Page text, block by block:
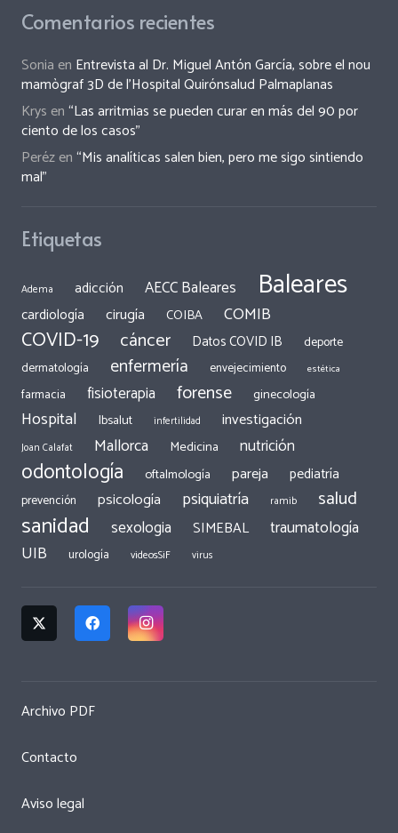
Comentarios recientes
Sonia en Entrevista al Dr. Miguel Antón García, sobre el nou
mamògraf 3D de l’Hospital Quirónsalud Palmaplanas
Krys en“Las arritmias se pueden curar en más del 90 por
ciento de los casos”
Perézen“Mis analíticas salen bien, pero me sigo sintiendo
mal”
Etiquetas
Adema adicción AECC Baleares Baleares
cardiología cirugía COIBA COMIB
COVID-19 cáncer Datos COVID IB
deporte
dermatología
enfermería envejecimiento estética
farmacia fisioterapia forense ginecología
Hospital Ibsalut infertilidad investigación
Joan Calafat Mallorca Medicina nutrición
odontología oftalmología pareja pediatría
prevención psicología psiquiatría ramib salud
sanidad sexologia SIMEBAL traumatología
UIB urología videosSiF virus
Archivo PDF
Contacto
Aviso legal